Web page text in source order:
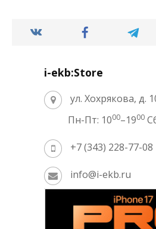
i-ekb:Store
ул. Хохрякова, д.
Пн-Пт: 1000–1900
+7 (343) 228-77-08
info@i-ekb.ru